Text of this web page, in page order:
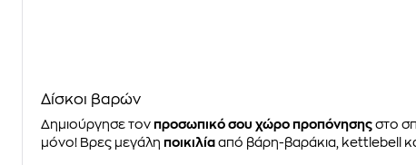
Δίσκοι βαρών
Δημιούργησε τον προσωπικό σου χώρο προπόνησης στο
μόνο! Βρες μεγάλη ποικιλία από βάρη-βαράκια, kettlebell